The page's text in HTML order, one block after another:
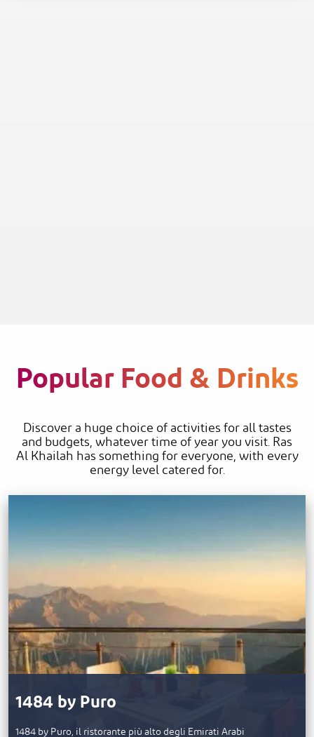
Popular Food & Drinks
Discover a huge choice of activities for all tastes
and budgets, whatever time of year you visit. Ras
Al Khailah has something for everyone, with every
energy level catered for.
1484 by Puro
1484 by Puro, il ristorante più alto degli Emirati Arabi